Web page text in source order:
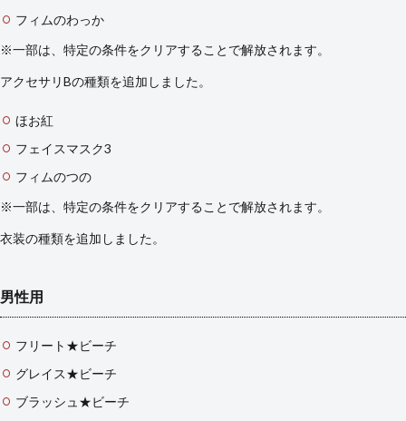
フィムのわっか
※一部は、特定の条件をクリアすることで解放されます。
アクセサリBの種類を追加しました。
ほお紅
フェイスマスク3
フィムのつの
※一部は、特定の条件をクリアすることで解放されます。
衣装の種類を追加しました。
男性用
フリート★ビーチ
グレイス★ビーチ
ブラッシュ★ビーチ